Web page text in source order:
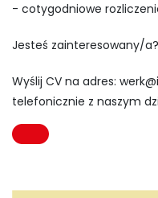
- cotygodniowe
Jesteś zainteresowany/a?
Wyślij CV na adres:
telefonicznie z naszym